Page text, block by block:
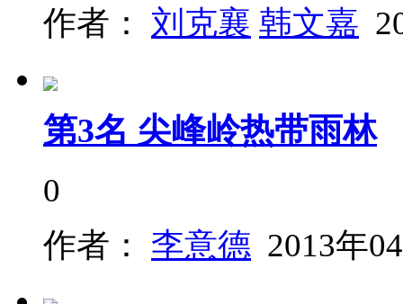
作者： 刘克襄 韩文嘉
第3名 尖峰岭热带雨林
0
作者： 李意德 2013年